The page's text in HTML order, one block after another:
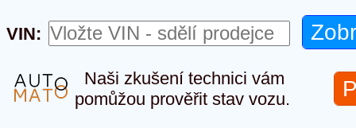
VIN:
Naši zkušení technici vám
pomůžou prověřit stav vozu.